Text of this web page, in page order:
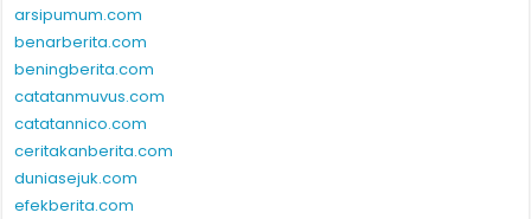
arsipumum.com
benarberita.com
beningberita.com
catatanmuvus.com
catatannico.com
ceritakanberita.com
duniasejuk.com
efekberita.com